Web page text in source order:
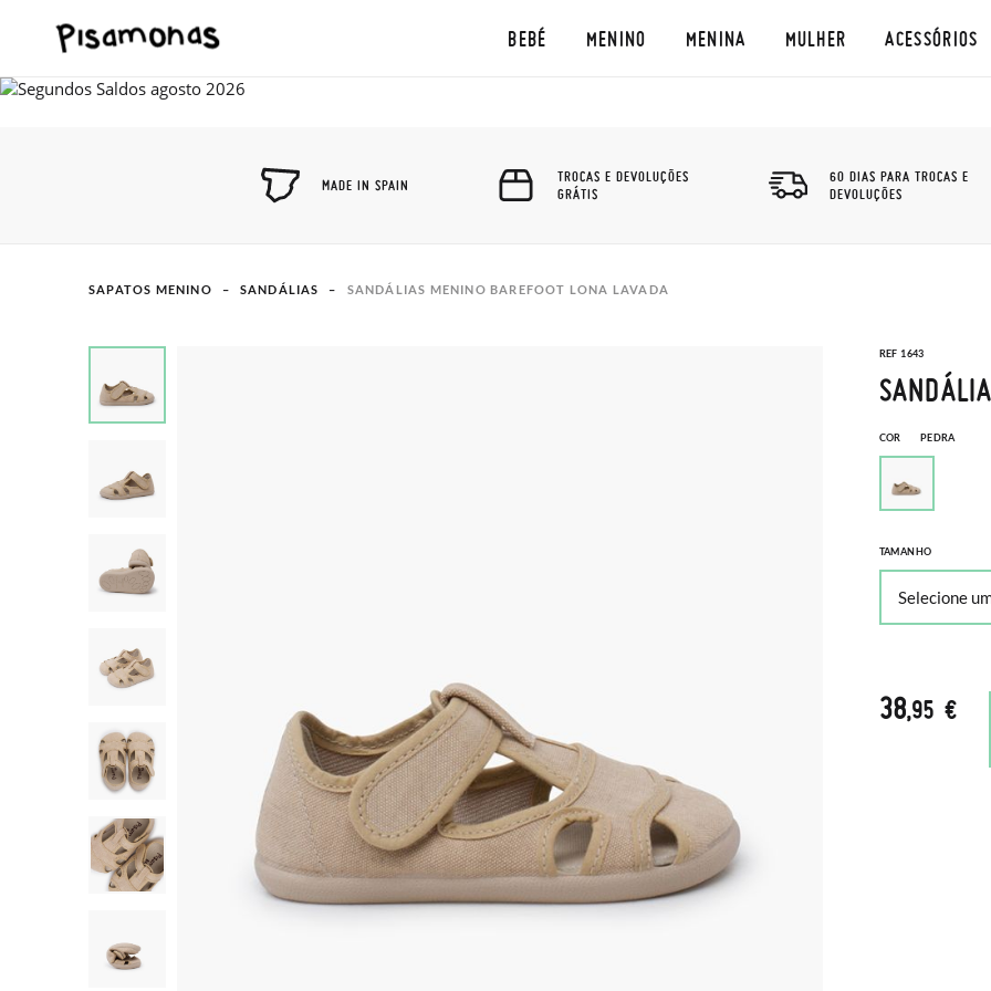
BEBÉ MENINO MENINA MULHER ACESSÓRIOS
MADE IN SPAIN
TROCAS E DEVOLUÇÕES
GRÁTIS
60 DIAS PARA TROCAS E
DEVOLUÇÕES
SAPATOS MENINO SANDÁLIAS SANDÁLIAS MENINO BAREFOOT LONA LAVADA
REF 1643
COR PEDRA
TAMANHO
38,95 €